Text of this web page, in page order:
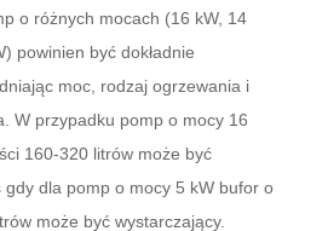
o różnych mocach (16 kW, 14
powinien być dokładnie
moc, rodzaj ogrzewania i
W przypadku pomp o mocy 16
160-320 litrów może być
dla pomp o mocy 5 kW bufor o
może być wystarczający.